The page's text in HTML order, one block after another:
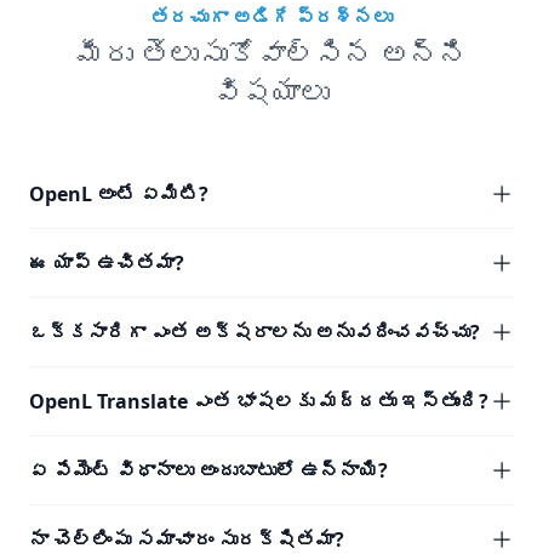
తరచుగా అడిగే ప్రశ్నలు
మీరు తెలుసుకోవాల్సిన అన్ని
విషయాలు
OpenL అంటే ఏమిటి?
ఈ యాప్ ఉచితమా?
ఒక్కసారిగా ఎంత అక్షరాలను అనువదించవచ్చు?
OpenL Translate ఎంత భాషలకు మద్దతు ఇస్తుంది?
ఏ పేమెంట్ విధానాలు అందుబాటులో ఉన్నాయి?
నా చెల్లింపు సమాచారం సురక్షితమా?